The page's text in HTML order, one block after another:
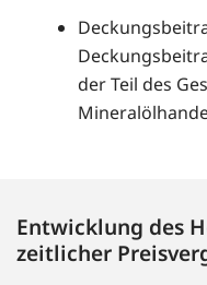
der Teil des
Entwicklung des
zeitlicher